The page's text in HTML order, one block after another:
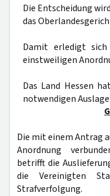
Die Entscheidung
das
Damit erledigt
einstweiligen
Das Land Hessen
notwendigen
Die mit einem Antrag
Anordnung
betrifft die
die Vereinigten
Strafverfolgung.